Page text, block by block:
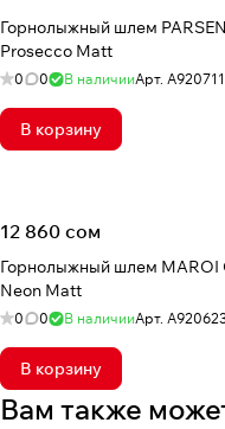
Горнолыжный шлем
Prosecco Matt
0 0 В наличииАрт.
В корзину
12 860 сом
Горнолыжный шлем MAROI
Neon Matt
0 0 В наличииАрт.
В корзину
Вам также